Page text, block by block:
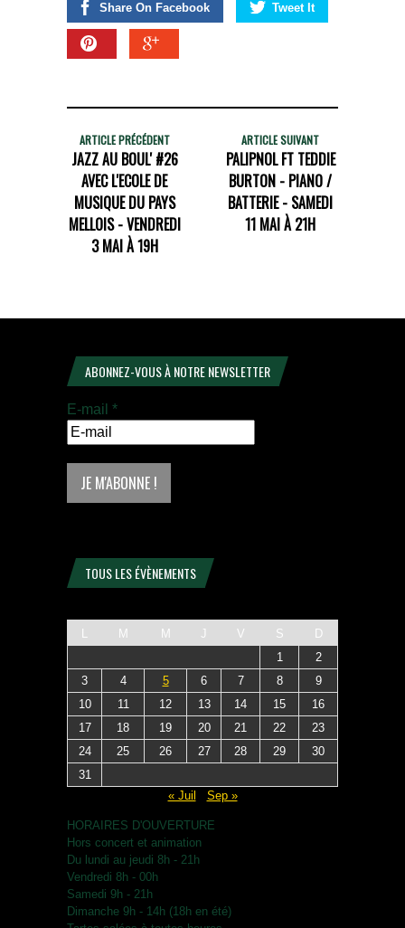
Share On Facebook Tweet It
ARTICLE PRÉCÉDENT
JAZZ AU BOUL' #26
AVEC L'ECOLE DE
MUSIQUE DU PAYS
MELLOIS - VENDREDI
3 MAI À 19H
ARTICLE SUIVANT
PALIPNOL FT TEDDIE
BURTON - PIANO /
BATTERIE - SAMEDI
11 MAI À 21H
ABONNEZ-VOUS À NOTRE NEWSLETTER
E-mail *
TOUS LES ÉVÈNEMENTS
M M J V S
D
1
2
3
4 5 6 7 8
9
10
11 12 13 14 15
16
17
18 19 20 21 22
23
24
25 26 27 28 29
30
31
« Juil
Sep »
HORAIRES D'OUVERTURE
Hors concert et animation
Du lundi au jeudi 8h - 21h
Vendredi 8h - 00h
Samedi 9h - 21h
Dimanche 9h - 14h (18h en été)